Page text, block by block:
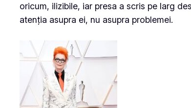
oricum, ilizibile, iar presa a scris pe larg
atenția asupra ei, nu asupra problemei.